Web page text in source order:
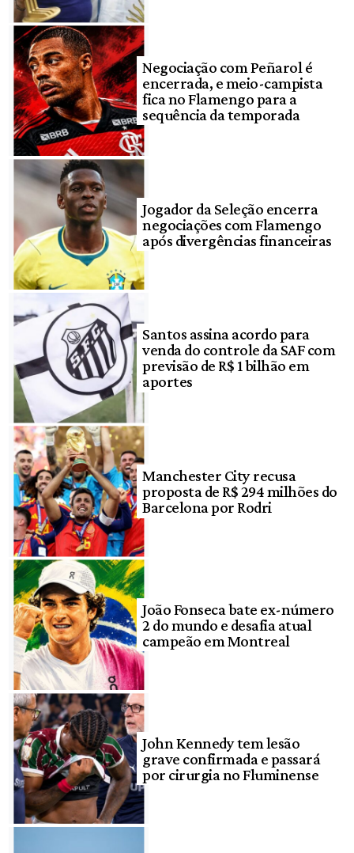
Negociação com Peñarol é
encerrada, e meio-campista
fica no Flamengo para a
sequência da temporada
Jogador da Seleção encerra
negociações com Flamengo
após divergências financeiras
Santos assina acordo para
venda do controle da SAF com
previsão de R$ 1 bilhão em
aportes
Manchester City recusa
proposta de R$ 294 milhões do
Barcelona por Rodri
João Fonseca bate ex-número
2 do mundo e desafia atual
campeão em Montreal
John Kennedy tem lesão
grave confirmada e passará
por cirurgia no Fluminense